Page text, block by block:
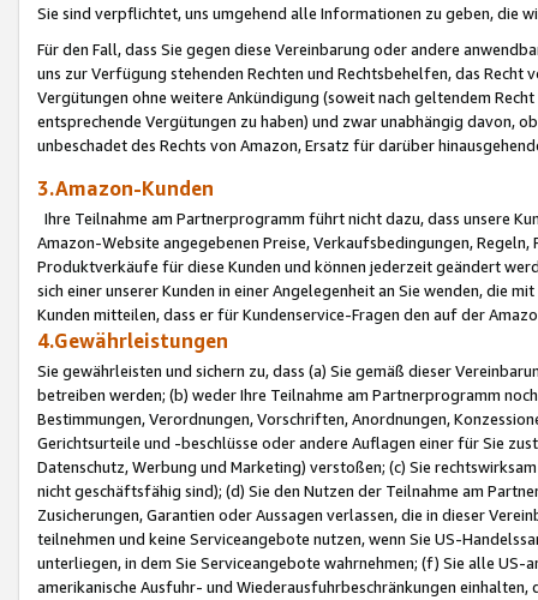
Sie sind verpflichtet, uns umgehend alle Informationen zu geben, die
Für den Fall, dass Sie gegen diese Vereinbarung oder andere
uns zur Verfügung stehenden Rechten und Rechtsbehelfen, das
Vergütungen ohne weitere Ankündigung (soweit nach geltendem
entsprechende Vergütungen zu haben) und zwar unabhängig davon,
unbeschadet des Rechts von Amazon, Ersatz für darüber
3.Amazon-Kunden
Ihre Teilnahme am Partnerprogramm führt nicht dazu, dass unsere
Amazon-Website angegebenen Preise, Verkaufsbedingungen,
Produktverkäufe für diese Kunden und können jederzeit geändert
sich einer unserer Kunden in einer Angelegenheit an Sie wenden, die
Kunden mitteilen, dass er für Kundenservice-Fragen den auf der
4.Gewährleistungen
Sie gewährleisten und sichern zu, dass (a) Sie gemäß dieser
betreiben werden; (b) weder Ihre Teilnahme am Partnerprogramm
Bestimmungen, Verordnungen, Vorschriften, Anordnungen,
Gerichtsurteile und -beschlüsse oder andere Auflagen einer für Sie
Datenschutz, Werbung und Marketing) verstoßen; (c) Sie
nicht geschäftsfähig sind); (d) Sie den Nutzen der Teilnahme am
Zusicherungen, Garantien oder Aussagen verlassen, die in dieser
teilnehmen und keine Serviceangebote nutzen, wenn Sie US-
unterliegen, in dem Sie Serviceangebote wahrnehmen; (f) Sie alle
amerikanische Ausfuhr- und Wiederausfuhrbeschränkungen